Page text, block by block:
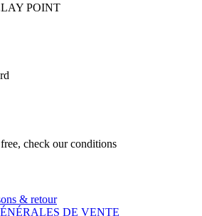
POINT
check our conditions
& retour
DE VENTE